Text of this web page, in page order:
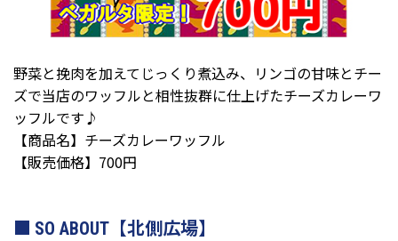
野菜と挽肉を加えてじっくり煮込み、リンゴの甘味とチー
ズで当店のワッフルと相性抜群に仕上げたチーズカレーワ
ッフルです♪
【商品名】チーズカレーワッフル
【販売価格】700円
SO ABOUT【北側広場】